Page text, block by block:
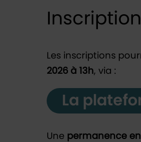
Les inscriptions
2026 à 13h, via :
La
Une permanence